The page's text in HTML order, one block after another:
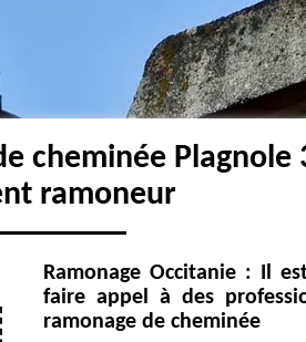
cheminée Plagnole
ramoneur
Ramonage Occitanie : Il
faire appel à des
ramonage de cheminée